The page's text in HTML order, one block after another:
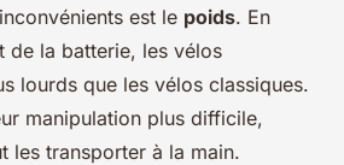
est le poids. En
de la batterie, les vélos
lourds que les vélos classiques.
manipulation plus difficile,
les transporter à la main.